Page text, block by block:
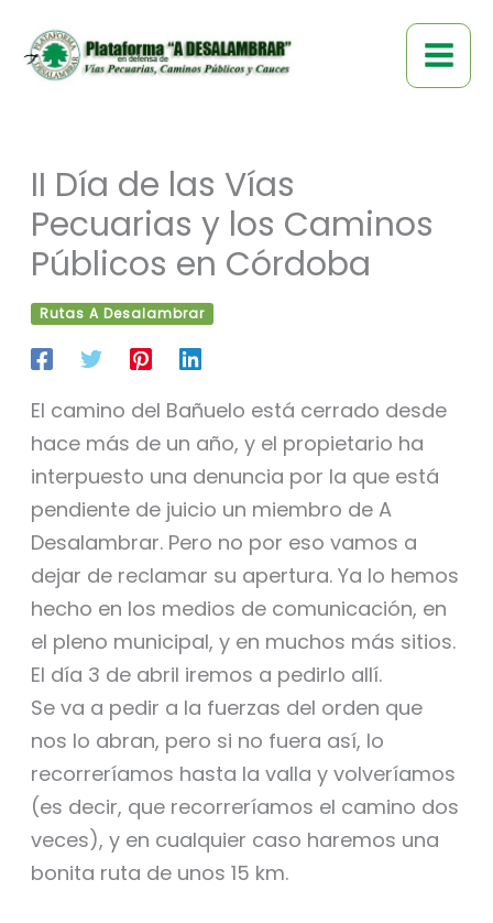
contenido
II Día de las Vías
Pecuarias y los Caminos
Públicos en Córdoba
Rutas A Desalambrar
El camino del Bañuelo está cerrado desde
hace más de un año, y el propietario ha
interpuesto una denuncia por la que está
pendiente de juicio un miembro de A
Desalambrar. Pero no por eso vamos a
dejar de reclamar su apertura. Ya lo hemos
hecho en los medios de comunicación, en
el pleno municipal, y en muchos más sitios.
El día 3 de abril iremos a pedirlo allí.
Se va a pedir a la fuerzas del orden que
nos lo abran, pero si no fuera así, lo
recorreríamos hasta la valla y volveríamos
(es decir, que recorreríamos el camino dos
veces), y en cualquier caso haremos una
bonita ruta de unos 15 km.